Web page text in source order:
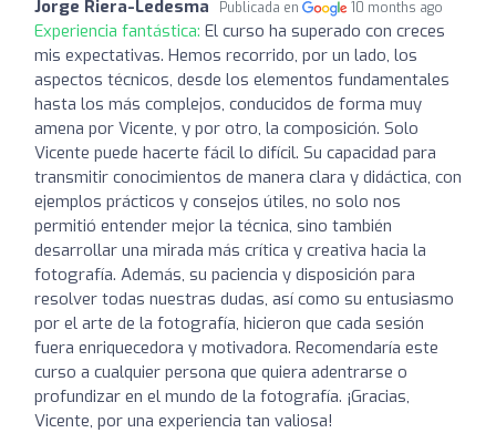
Jorge Riera-Ledesma Publicada en 10 months ago
Experiencia fantástica: El curso ha superado con creces
mis expectativas. Hemos recorrido, por un lado, los
aspectos técnicos, desde los elementos fundamentales
hasta los más complejos, conducidos de forma muy
amena por Vicente, y por otro, la composición. Solo
Vicente puede hacerte fácil lo difícil. Su capacidad para
transmitir conocimientos de manera clara y didáctica, con
ejemplos prácticos y consejos útiles, no solo nos
permitió entender mejor la técnica, sino también
desarrollar una mirada más crítica y creativa hacia la
fotografía. Además, su paciencia y disposición para
resolver todas nuestras dudas, así como su entusiasmo
por el arte de la fotografía, hicieron que cada sesión
fuera enriquecedora y motivadora. Recomendaría este
curso a cualquier persona que quiera adentrarse o
profundizar en el mundo de la fotografía. ¡Gracias,
Vicente, por una experiencia tan valiosa!